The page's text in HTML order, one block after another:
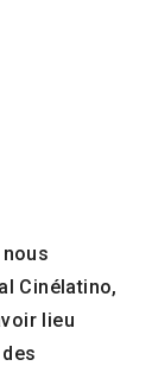
Cinélatino,
lieu